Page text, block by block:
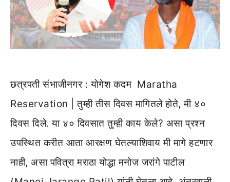
छत्रपती संभाजीनगर : याेगेश कदम Maratha
Reservation | तुम्ही तीस दिवस मागितले होते, मी ४०
दिवस दिले. या ४० दिवसात तुम्ही काय केले? असा प्रश्न
उपस्थित करीत आता आरक्षण घेतल्याशिवाय मी मागे हटणार
नाही, असा पवित्रा मराठा योद्धा मनोज जरांगे पाटील